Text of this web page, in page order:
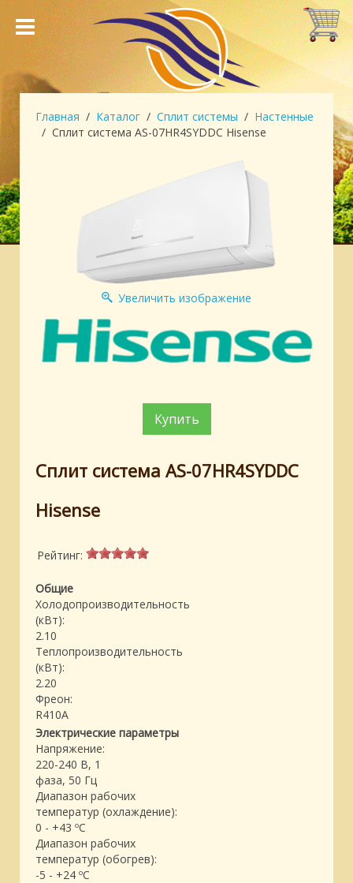
Главная Каталог Сплит системы
Настенные
Сплит система AS-07HR4SYDDC Hisense
Увеличить изображение
Купить
Сплит система AS-07HR4SYDDC
Hisense
Рейтинг:
Общие
Холодопроизводительность
(кВт):
2.10
Теплопроизводительность
(кВт):
2.20
Фреон:
R410A
Электрические параметры
Напряжение:
220-240 В, 1
фаза, 50 Гц
Диапазон рабочих
температур (охлаждение):
0 - +43 ºC
Диапазон рабочих
температур (обогрев):
-5 - +24 ºC